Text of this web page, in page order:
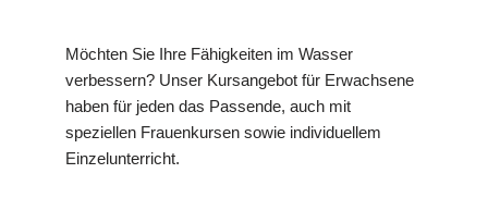
Möchten Sie Ihre Fähigkeiten im Wasser
verbessern? Unser Kursangebot für Erwachsene
haben für jeden das Passende, auch mit
speziellen Frauenkursen sowie individuellem
Einzelunterricht.